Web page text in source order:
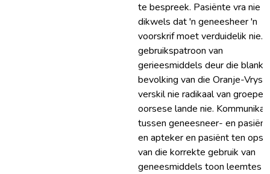
te bespreek. Pasiënte vra nie
dikwels dat 'n geneesheer 'n
voorskrif moet verduidelik nie.
gebruikspatroon van
gerieesmiddels deur die blanke
bevolking van die Oranje-
verskil nie radikaal van groepe
oorsese lande nie.
tussen geneesneer- en pasiënt,
en apteker en pasiënt ten
van die korrekte gebruik van
geneesmiddels toon leemtes